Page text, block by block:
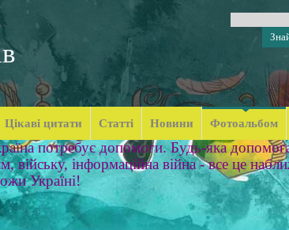
Цікаві цитати Статті Новини Фотоальбом
потребує допомоги. Будь-яка
інформаційна війна - все це
Україні!